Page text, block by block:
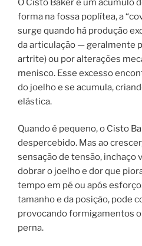
O Cisto Baker é um acúmulo
forma na fossa poplítea, a
surge quando há produção
da articulação — geralmente
artrite) ou por alterações
menisco. Esse excesso
do joelho e se acumula,
elástica.
Quando é pequeno, o Cisto
despercebido. Mas ao
sensação de tensão, inchaço
dobrar o joelho e dor que
tempo em pé ou após
tamanho e da posição, pode
provocando formigamentos
perna.